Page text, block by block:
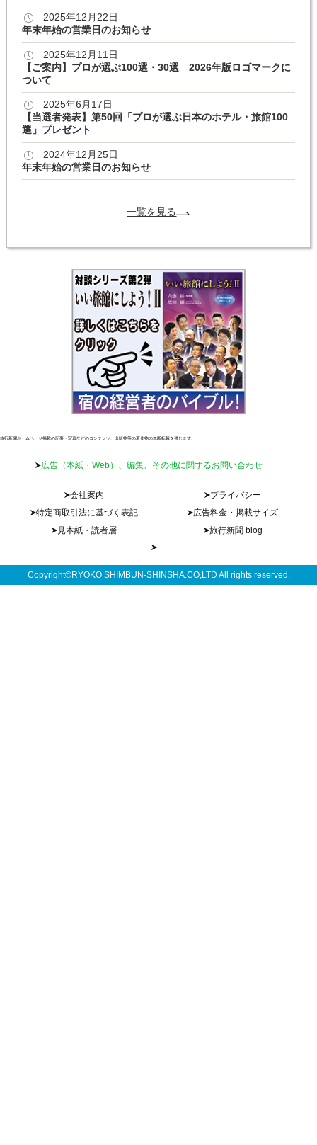
2025年12月22日
年末年始の営業日のお知らせ
2025年12月11日
【ご案内】プロが選ぶ100選・30選 2026年版ロゴマークに
ついて
2025年6月17日
【当選者発表】第50回「プロが選ぶ日本のホテル・旅館100
選」プレゼント
2024年12月25日
年末年始の営業日のお知らせ
一覧を見る
旅行新聞ホームページ掲載の記事・写真などのコンテンツ、出版物等の著作物の無断転載を禁じます。
広告（本紙・Web）、編集、その他に関するお問い合わせ
会社案内
プライバシー
特定商取引法に基づく表記
広告料金・掲載サイズ
見本紙・読者層
旅行新聞 blog
Copyright©RYOKO SHIMBUN-SHINSHA.CO,LTD All rights reserved.